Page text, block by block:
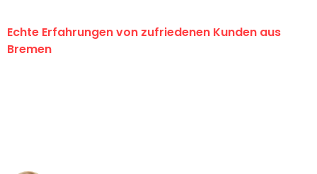
Echte Erfahrungen von zufriedenen Kunden aus
Bremen